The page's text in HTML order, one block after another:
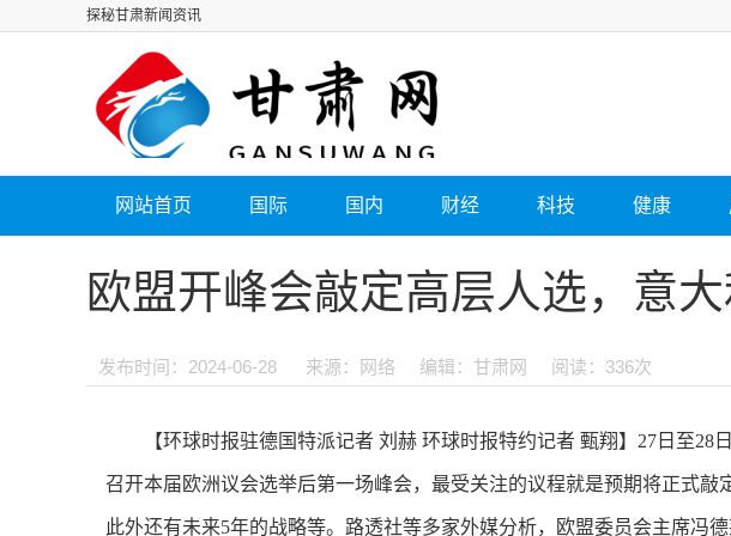
探秘甘肃新闻资讯
网站首页 国际 国内 财经 科技 健康
欧盟开峰会敲定高层人选，意
发布时间：2024-06-28 来源：网络 编辑：甘肃网 阅读：336次
【环球时报驻德国特派记者 刘赫 环球时报特约记者 甄翔】27日至28
召开本届欧洲议会选举后第一场峰会，最受关注的议程就是预期将正式敲
此外还有未来5年的战略等。路透社等多家外媒分析，欧盟委员会主席冯